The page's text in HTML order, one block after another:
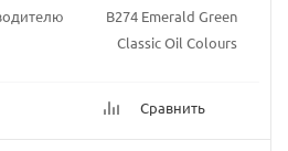
B274 Emerald Green
Classic Oil Colours
Сравнить